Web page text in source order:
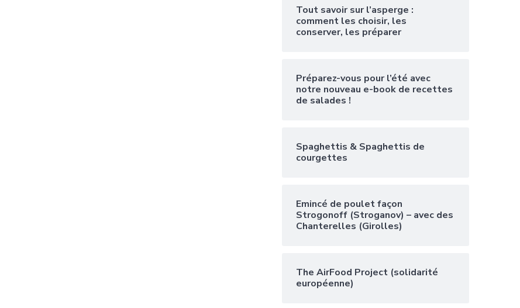
Tout savoir sur l’asperge :
comment les choisir, les
conserver, les préparer
Préparez-vous pour l’été avec
notre nouveau e-book de recettes
de salades !
Spaghettis & Spaghettis de
courgettes
Emincé de poulet façon
Strogonoff (Stroganov) – avec des
Chanterelles (Girolles)
The AirFood Project (solidarité
européenne)